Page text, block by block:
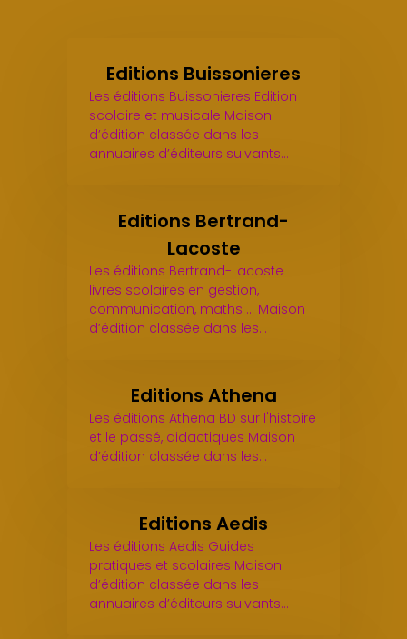
Editions Buissonieres
Les éditions Buissonieres Edition
scolaire et musicale Maison
d’édition classée dans les
annuaires d’éditeurs suivants…
Editions Bertrand-
Lacoste
Les éditions Bertrand-Lacoste
livres scolaires en gestion,
communication, maths ... Maison
d’édition classée dans les…
Editions Athena
Les éditions Athena BD sur l'histoire
et le passé, didactiques Maison
d’édition classée dans les…
Editions Aedis
Les éditions Aedis Guides
pratiques et scolaires Maison
d’édition classée dans les
annuaires d’éditeurs suivants…